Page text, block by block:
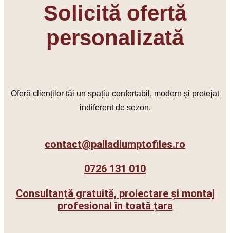
Solicită ofertă
personalizată
Oferă clienților tăi un spațiu confortabil, modern și protejat
indiferent de sezon.
contact@palladiumptofiles.ro
0726 131 010
Consultanță gratuită, proiectare și montaj
profesional în toată țara